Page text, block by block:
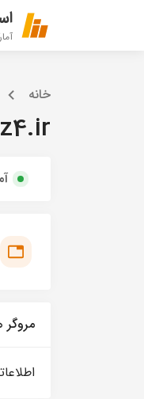
خانه
مروگر